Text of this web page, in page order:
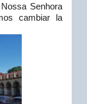
Senhora
cambiar la